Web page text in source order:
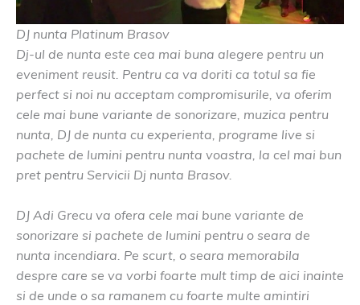
DJ nunta Platinum Brasov
Dj-ul de nunta este cea mai buna alegere pentru un
eveniment reusit. Pentru ca va doriti ca totul sa fie
perfect si noi nu acceptam compromisurile, va oferim
cele mai bune variante de sonorizare, muzica pentru
nunta, DJ de nunta cu experienta, programe live si
pachete de lumini pentru nunta voastra, la cel mai bun
pret pentru Servicii Dj nunta Brasov.
DJ Adi Grecu va ofera cele mai bune variante de
sonorizare si pachete de lumini pentru o seara de
nunta incendiara. Pe scurt, o seara memorabila
despre care se va vorbi foarte mult timp de aici inainte
si de unde o sa ramanem cu foarte multe amintiri